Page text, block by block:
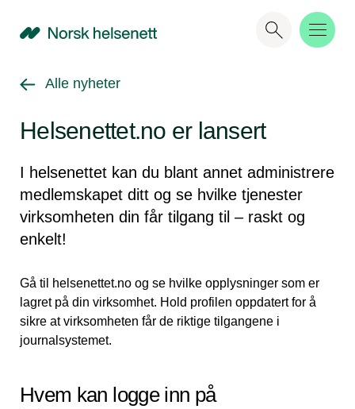
NHN
Gå tilbake til
Alle nyheter
Helsenettet.no er lansert
I helsenettet kan du blant annet administrere
medlemskapet ditt og se hvilke tjenester
virksomheten din får tilgang til – raskt og
enkelt!
Gå til helsenettet.no og se hvilke opplysninger som er
lagret på din virksomhet. Hold profilen oppdatert for å
sikre at virksomheten får de riktige tilgangene i
journalsystemet.
Hvem kan logge inn på